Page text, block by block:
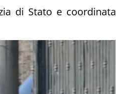
di Stato e coordinata